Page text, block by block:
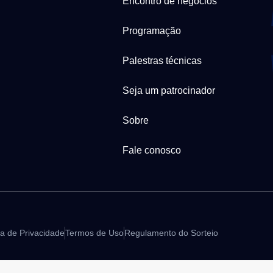
Programação
Palestras técnicas
Seja um patrocinador
Sobre
Fale conosco
de PrivacidadeTermos de UsoRegulamento do Sorteio